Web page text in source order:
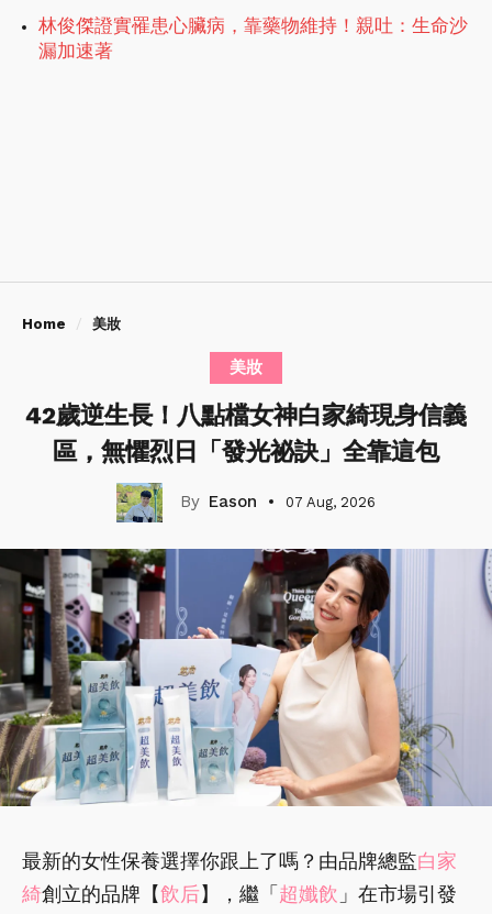
林俊傑證實罹患心臟病，靠藥物維持！親吐：生命沙
漏加速著
Home 美妝
美妝
42歲逆生長！八點檔女神白家綺現身信義
區，無懼烈日「發光祕訣」全靠這包
Eason 07 Aug, 2026
最新的女性保養選擇你跟上了嗎？由品牌總監白家
綺創立的品牌【飲后】，繼「 超孅飲 」在市場引發